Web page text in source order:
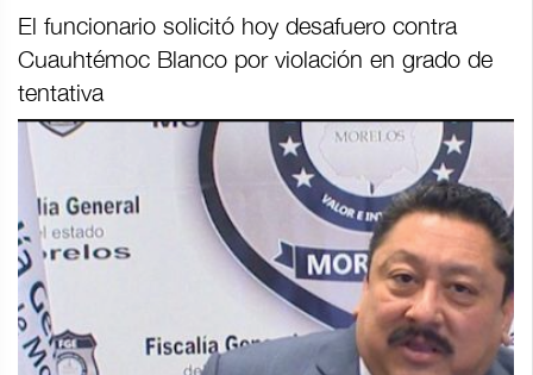
El funcionario solicitó hoy desafuero contra
Cuauhtémoc Blanco por violación en grado de
tentativa